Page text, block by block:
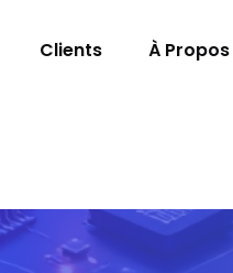
Clients À Propos